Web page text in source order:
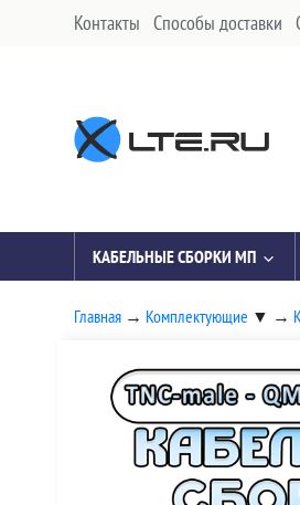
Контакты Способы доставки
КАБЕЛЬНЫЕ СБОРКИ МП
Главная → Комплектующие ▼ →